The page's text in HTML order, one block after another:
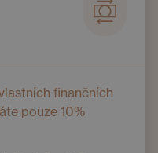
finančních
pouze 10%